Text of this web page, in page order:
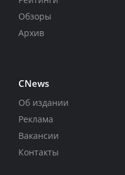
Обзоры
Архив
CNews
Об издании
Реклама
Вакансии
Контакты